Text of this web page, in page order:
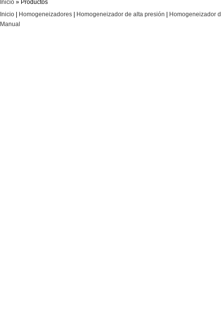
Inicio » Productos
Inicio
Homogeneizadores Homogeneizador de alta presión
Homogeneizador
Manual